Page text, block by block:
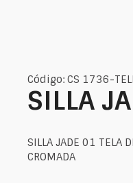
Código: CS 1736-
SILLA
SILLA JADE 01 TELA
CROMADA